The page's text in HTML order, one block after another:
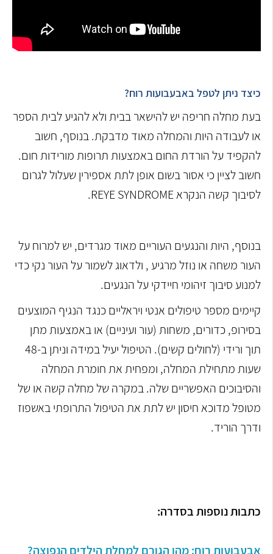
כיצד ניתן לטפל באבעבועות רוח?
בעת מחלה חריפה יש להישאר בבית ולא להגיע לבית הספר
או לעבודה היות והמחלה מאוד מדבקת. בנוסף, חשוב
להקפיד על הורדת החום באמצעות תרופות מורידות חום.
חשוב לציין כי אסור בשום אופן לתת אספירין שעלול לגרום
לסיבוך קשה הנקרא REYE SYNDROME.
בנוסף, היות והנגעים העוריים מאוד מגרדים, יש למרוח על
העור משחה או נוזל מרגיע , ולדאוג לשמור על העור נקי כדי
למנוע סיבוך זיהומי חיידקי על הנגעים.
קיימים מספר טיפולים אנטי ויראליים כנגד הנגיף המוצעים
בסירופ, כדורים, משחות (עור ועיניים) או באמצעות מתן
תוך ורידי (לחולים קשים). הטיפול יעיל במידה וניתן ב-48
שעות מתחילת המחלה, ומפחית את חומרת המחלה
והסיבוכים האפשריים שלה. במקרה של מחלה קשה או של
מטופל מדוכא חיסון יש לתת את הטיפול התרופתי באשפוז
ודרך הוריד.
כתבות נוספות בסדרה:
אבעבועות רוח: מהו הגורם למחלת הילדים הנפוצה?